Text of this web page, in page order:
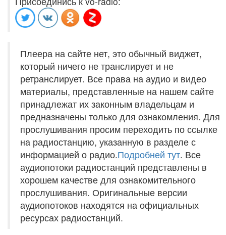
Плеера на сайте нет, это обычный виджет,
который ничего не транслирует и не
ретранслирует. Все права на аудио и видео
материалы, представленные на нашем сайте
принадлежат их законным владельцам и
предназначены только для ознакомления. Для
прослушивания просим переходить по ссылке
на радиостанцию, указанную в разделе с
информацией о радио.Подробней тут. Все
аудиопотоки радиостанций представлены в
хорошем качестве для ознакомительного
прослушивания. Оригинальные версии
аудиопотоков находятся на официальных
ресурсах радиостанций.